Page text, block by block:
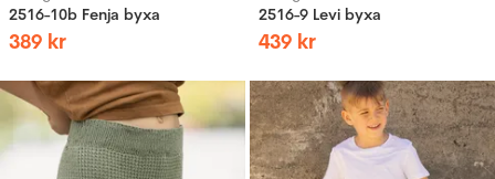
2516-10b Fenja byxa
389 kr
2516-9 Levi byxa
439 kr